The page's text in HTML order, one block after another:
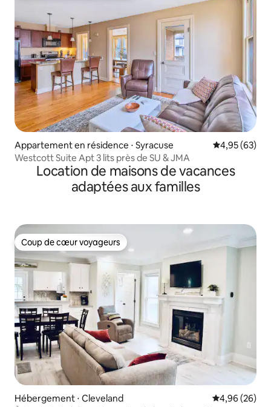
Appartement en résidence ⋅ Syracuse Évaluation
4,95 (63)
Westcott Suite Apt 3 lits près de SU & JMA
Location de maisons de vacances
adaptées aux familles
Coup de cœur voyageurs
Coup de cœur voyageurs
Hébergement ⋅ Cleveland Évaluation
4,96 (26)